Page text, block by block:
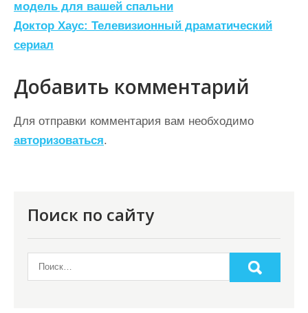
а
в
и
г
а
ц
и
модель для вашей спальни
Доктор Хаус: Телевизионный драматический
сериал
Добавить комментарий
Для отправки комментария вам необходимо
авторизоваться.
Поиск по сайту